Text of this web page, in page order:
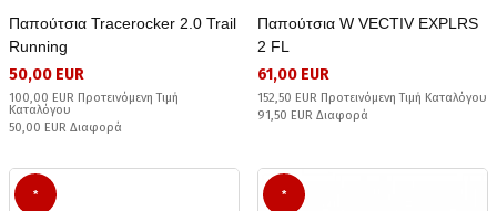
Παπούτσια Tracerocker 2.0 Trail
Running
50,00 EUR
100,00 EUR Προτεινόμενη Τιμή
Καταλόγου
50,00 EUR Διαφορά
Παπούτσια W VECTIV EXPLRS
2 FL
61,00 EUR
152,50 EUR Προτεινόμενη Τιμή Καταλόγου
91,50 EUR Διαφορά
* *